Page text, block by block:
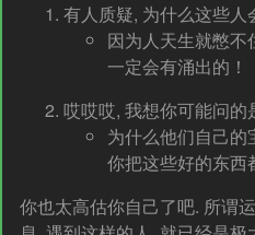
有人质疑, 为什么这些人
因为人天生就憋不
一定会有涌出的！
哎哎哎, 我想你可能问的
为什么他们自己的
你把这些好的东西
你也太高估你自己了吧. 所谓